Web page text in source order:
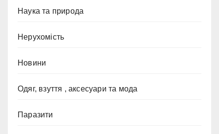
Наука та природа
Нерухомість
Новини
Одяг, взуття , аксесуари та мода
Паразити